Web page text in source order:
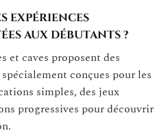
expériences
aux débutants ?
et caves proposent des
conçues pour les
simples, des jeux
progressives pour découvrir